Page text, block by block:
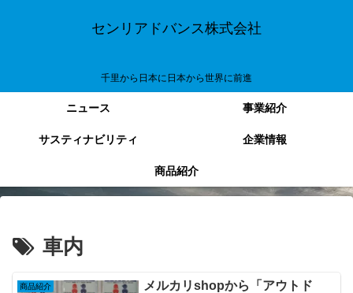
センリアドバンス株式会社
千里から日本に日本から世界に前進
ニュース 事業紹介
サスティナビリティ 企業情報
商品紹介
車内
商品紹介
メルカリshopから「アウトド